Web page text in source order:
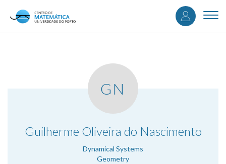
content
User
GN
Guilherme Oliveira do Nascimento
Dynamical Systems
Geometry